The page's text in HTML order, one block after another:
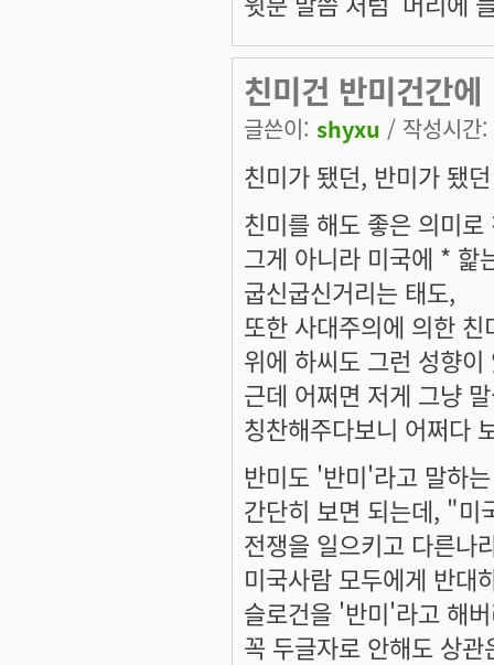
친미건 반미건간에
글쓴이: shyxu / 작성시
친미가 됐던, 반미가 됐
친미를 해도 좋은 의미
그게 아니라 미국에 * 핥
굽신굽신거리는 태도,
또한 사대주의에 의한 친
위에 하씨도 그런 성향
근데 어쩌면 저게 그냥
칭찬해주다보니 어쩌다
반미도 '반미'라고 말하
간단히 보면 되는데, "미
전쟁을 일으키고 다른나
미국사람 모두에게 반대
슬로건을 '반미'라고 해
꼭 두글자로 안해도 상